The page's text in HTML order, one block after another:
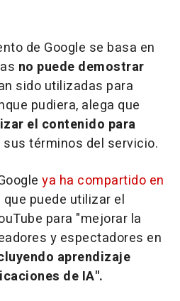
de Google se basa en
no puede demostrar
sido utilizadas para
pudiera, alega que
el contenido para
sus términos del servicio.
ya ha compartido en
que puede utilizar el
para "mejorar la
y espectadores en
aprendizaje
de IA".